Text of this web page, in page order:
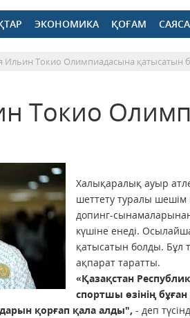
ЭКОНОМИКА ҚОҒАМ
Ильин Токио Олимпиадасына қатысатын
Токио
Халықаралық ауыр
шеттету туралы
допинг-
күшіне енеді.
қатысатын болды. Бұл
ақпарат таратты.
«Қазақстан
спортшы өзінің бұған
қорғап қала алды", - деп